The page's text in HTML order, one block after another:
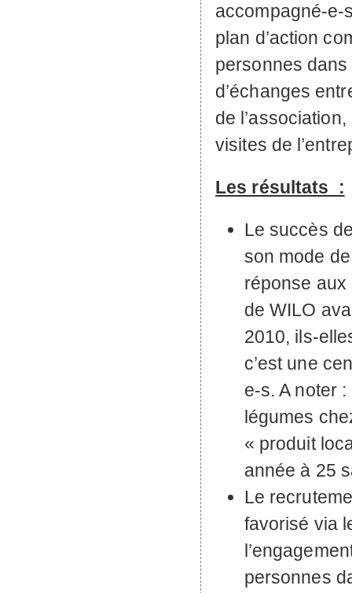
accompagné-e-
plan d’action
personnes dans
d’échanges
de
visites de
Les résultats :
Le succès
son mode
réponse
deWILO
2010, ils-
c’est une
e-s. A noter :
légumes
« produit
année à 25
Le
favorisé via
personnes